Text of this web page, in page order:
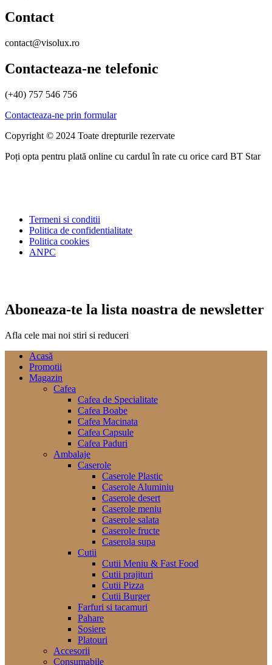
Contact
contact@visolux.ro
Contacteaza-ne telefonic
(+40) 757 546 756
Contacteaza-ne prin formular
Copyright © 2024 Toate drepturile rezervate
Poți opta pentru plată online cu cardul în rate cu orice card BT Star
Termeni si conditii
Politica de confidentialitate
Politica cookies
ANPC
Aboneaza-te la lista noastra de newsletter
Afla cele mai noi stiri si reduceri
Acasă
Promotii
Magazin
Cafea
Cafea de Specialitate
Cafea Boabe
Cafea Macinata
Cafea Capsule
Cafea Paduri
Ambalaje
Caserole
Caserole Plastic
Caserole Aluminiu
Caserole desert
Caserole meniu
Caserole salata
Caserole fructe
Caserola supa
Cutii
Cutii Meniu & Fast Food
Cutii prajituri
Cutii Pizza
Cutii Burger
Farfuri si tacamuri
Pahare
Sosiere
Platouri
Accesorii
Consumabile